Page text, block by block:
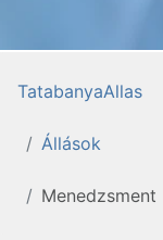
TatabanyaAllas
Állások
Menedzsment